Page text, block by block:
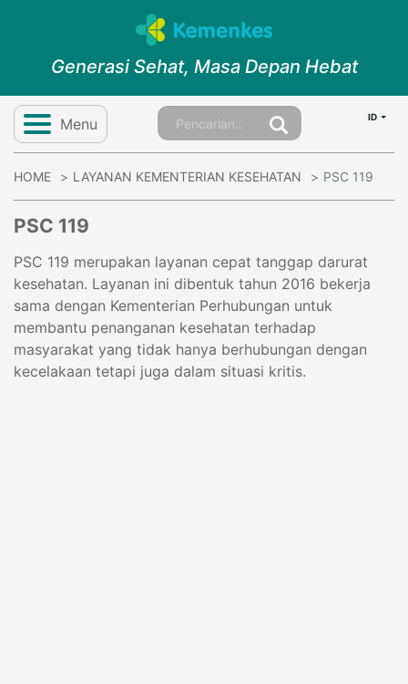
Generasi Sehat, Masa Depan Hebat
Menu ID
HOME LAYANAN KEMENTERIAN KESEHATAN PSC 119
PSC 119
PSC 119 merupakan layanan cepat tanggap darurat
kesehatan. Layanan ini dibentuk tahun 2016 bekerja
sama dengan Kementerian Perhubungan untuk
membantu penanganan kesehatan terhadap
masyarakat yang tidak hanya berhubungan dengan
kecelakaan tetapi juga dalam situasi kritis.